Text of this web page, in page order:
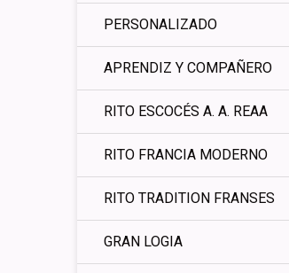
PERSONALIZADO
APRENDIZ Y COMPAÑERO
RITO ESCOCÉS A. A. REAA
RITO FRANCIA MODERNO
RITO TRADITION FRANSES
GRAN LOGIA